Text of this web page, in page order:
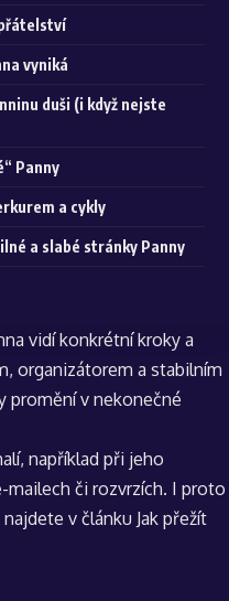
vyniká
duši (i když nejste
Panny
a cykly
a slabé stránky Panny
vidí konkrétní kroky a
organizátorem a stabilním
promění v nekonečné
například při jeho
mailech či rozvrzích. I proto
v článku Jak přežít